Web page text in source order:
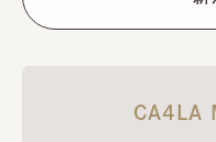
CA4LA